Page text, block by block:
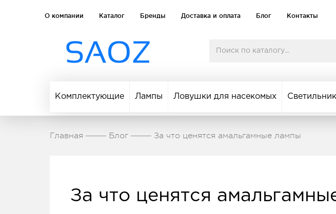
О компании Каталог Бренды Доставка и оплата Блог Контакты
Комплектующие Лампы Ловушки для насекомых
Главная Блог За что ценятся амальгамные лампы
За что ценятся